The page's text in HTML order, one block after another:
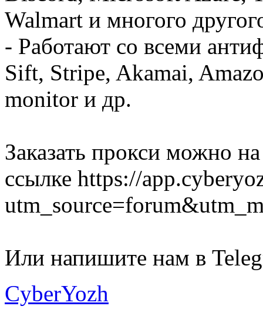
Walmart и многого
- Работают со всеми
Sift, Stripe, Akamai,
monitor и др.
Заказать прокси можно
ссылке https://
Или напишите нам в
CyberYozh